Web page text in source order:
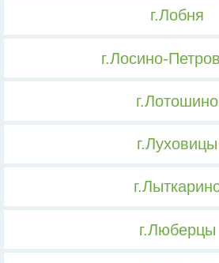
г.Лобня
г.Лосино-
г.Лотошино
г.Луховицы
г.Люберцы